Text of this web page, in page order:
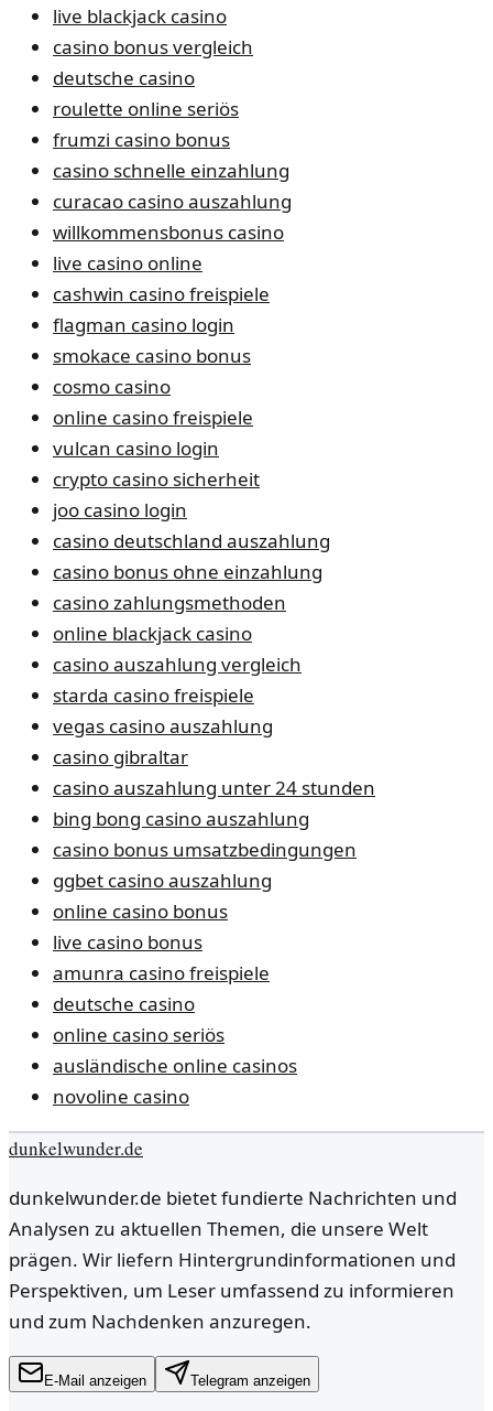
live blackjack casino
casino bonus vergleich
deutsche casino
roulette online seriös
frumzi casino bonus
casino schnelle einzahlung
curacao casino auszahlung
willkommensbonus casino
live casino online
cashwin casino freispiele
flagman casino login
smokace casino bonus
cosmo casino
online casino freispiele
vulcan casino login
crypto casino sicherheit
joo casino login
casino deutschland auszahlung
casino bonus ohne einzahlung
casino zahlungsmethoden
online blackjack casino
casino auszahlung vergleich
starda casino freispiele
vegas casino auszahlung
casino gibraltar
casino auszahlung unter 24 stunden
bing bong casino auszahlung
casino bonus umsatzbedingungen
ggbet casino auszahlung
online casino bonus
live casino bonus
amunra casino freispiele
deutsche casino
online casino seriös
ausländische online casinos
novoline casino
dunkelwunder.de
dunkelwunder.de bietet fundierte Nachrichten und
Analysen zu aktuellen Themen, die unsere Welt
prägen. Wir liefern Hintergrundinformationen und
Perspektiven, um Leser umfassend zu informieren
und zum Nachdenken anzuregen.
E-Mail anzeigen Telegram anzeigen